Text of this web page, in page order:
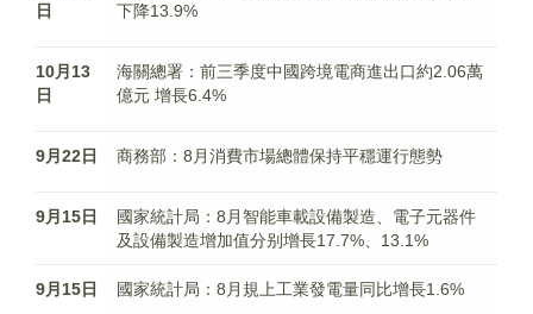
日
下降13.9%
10月13
日
海關總署：前三季度中國跨境電商進出口約2.06萬
億元 增長6.4%
9月22日 商務部：8月消費市場總體保持平穩運行態勢
9月15日
國家統計局：8月智能車載設備製造、電子元器件
及設備製造增加值分别增長17.7%、13.1%
9月15日 國家統計局：8月規上工業發電量同比增長1.6%